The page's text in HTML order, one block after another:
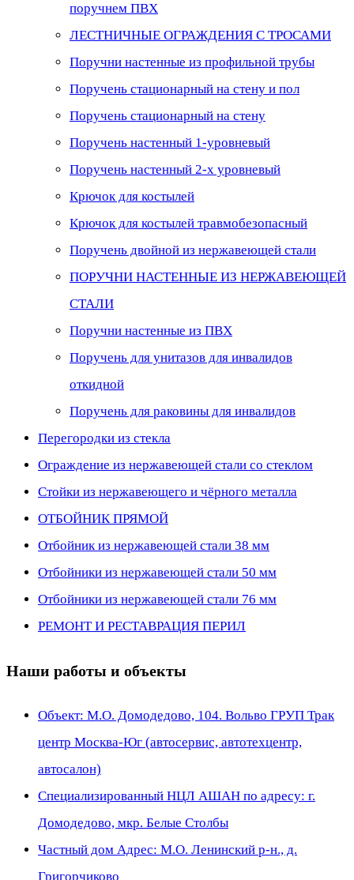
поручнем ПВХ
ЛЕСТНИЧНЫЕ ОГРАЖДЕНИЯ С ТРОСАМИ
Поручни настенные из профильной трубы
Поручень стационарный на стену и пол
Поручень стационарный на стену
Поручень настенный 1-уровневый
Поручень настенный 2-х уровневый
Крючок для костылей
Крючок для костылей травмобезопасный
Поручень двойной из нержавеющей стали
ПОРУЧНИ НАСТЕННЫЕ ИЗ НЕРЖАВЕЮЩЕЙ
СТАЛИ
Поручни настенные из ПВХ
Поручень для унитазов для инвалидов
откидной
Поручень для раковины для инвалидов
Перегородки из стекла
Ограждение из нержавеющей стали со стеклом
Стойки из нержавеющего и чёрного металла
ОТБОЙНИК ПРЯМОЙ
Отбойник из нержавеющей стали 38 мм
Отбойники из нержавеющей стали 50 мм
Отбойники из нержавеющей стали 76 мм
РЕМОНТ И РЕСТАВРАЦИЯ ПЕРИЛ
Наши работы и объекты
Объект: М.О. Домодедово, 104. Вольво ГРУП Трак
центр Москва-Юг (автосервис, автотехцентр,
автосалон)
Специализированный НЦЛ АШАН по адресу: г.
Домодедово, мкр. Белые Столбы
Частный дом Адрес: М.О. Ленинский р-н., д.
Григорчиково